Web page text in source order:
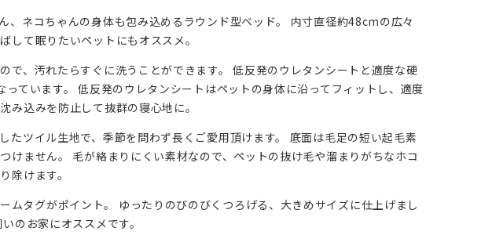
、ネコちゃんの身体も包み込めるラウンド型ベッド。 内寸直径約48cmの広々
して眠りたいペットにもオススメ。
で、汚れたらすぐに洗うことができます。 低反発のウレタンシートと適度な硬
っています。 低反発のウレタンシートはペットの身体に沿ってフィットし、適度
み込みを防止して抜群の寝心地に。
たツイル生地で、季節を問わず長くご愛用頂けます。 底面は毛足の短い起毛素
けません。 毛が絡まりにくい素材なので、ペットの抜け毛や溜まりがちなホコ
除けます。
ムタグがポイント。 ゆったりのびのびくつろげる、大きめサイズに仕上げまし
のお家にオススメです。